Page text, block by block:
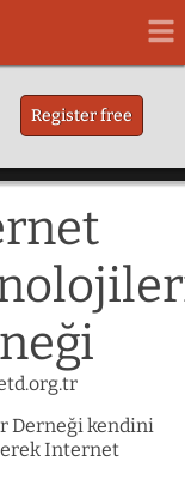
Register free
Derneği kendini
Internet